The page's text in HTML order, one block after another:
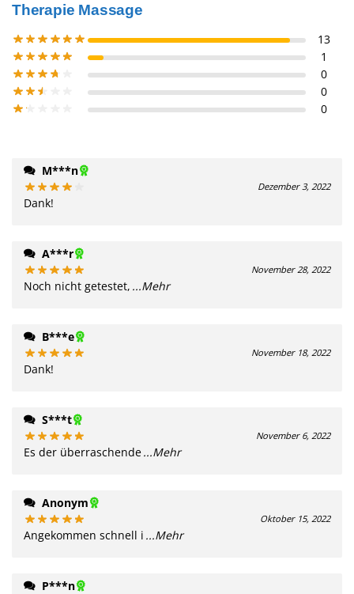
Therapie Massage
13
1
0
0
0
M***n
Dezember 3, 2022
Dank!
A***r
November 28, 2022
Noch nicht getestet, ...Mehr
B***e
November 18, 2022
Dank!
S***t
November 6, 2022
Es der überraschende...Mehr
Anonym
Oktober 15, 2022
Angekommen schnell i ...Mehr
P***n